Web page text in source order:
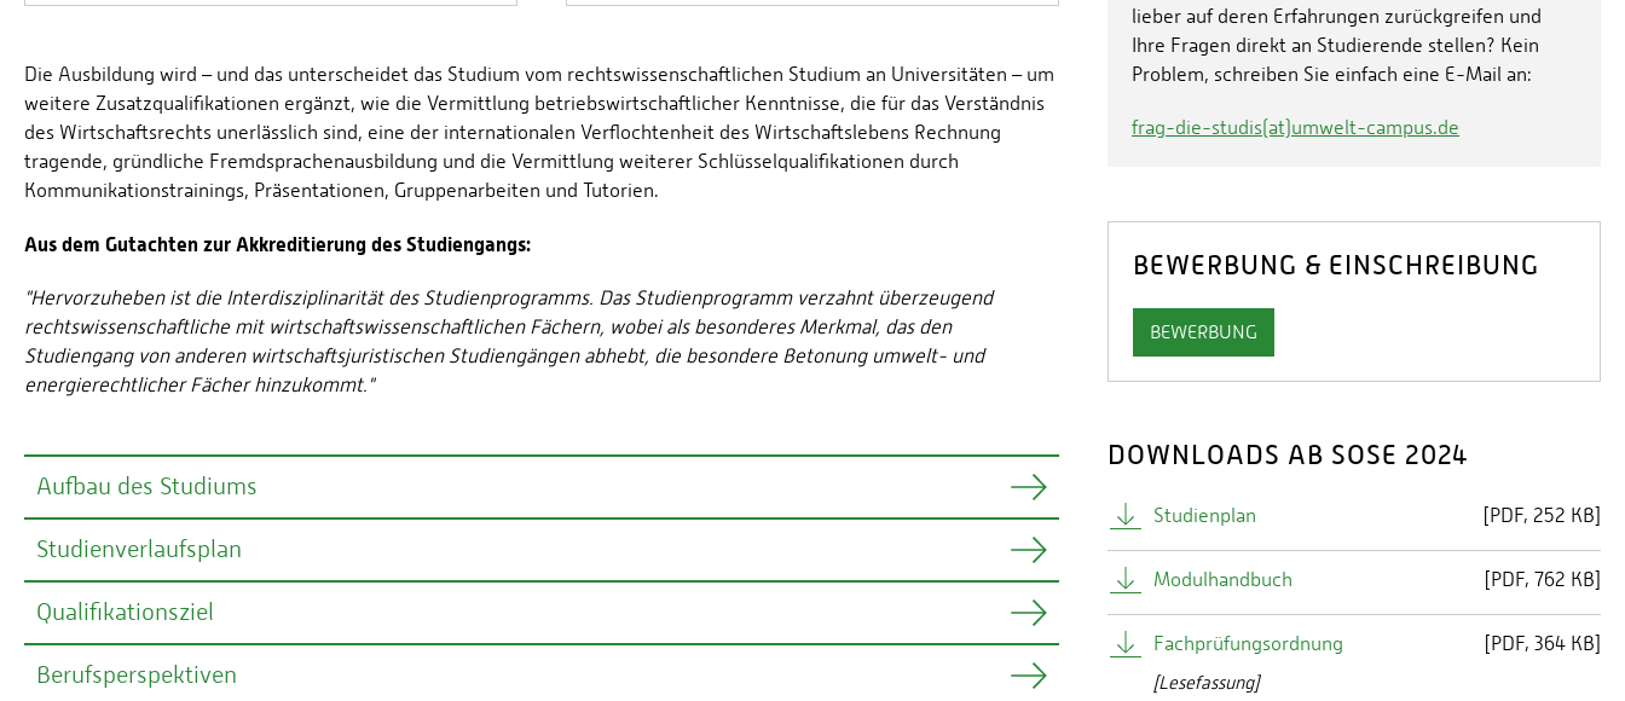
Die Ausbildung wird – und das unterscheidet das Studium vom rechtswissenschaftlichen Studium an Universitäten – um
weitere Zusatzqualifikationen ergänzt, wie die Vermittlung betriebswirtschaftlicher Kenntnisse, die für das Verständnis
des Wirtschaftsrechts unerlässlich sind, eine der internationalen Verflochtenheit des Wirtschaftslebens Rechnung
tragende, gründliche Fremdsprachenausbildung und die Vermittlung weiterer Schlüsselqualifikationen durch
Kommunikationstrainings, Präsentationen, Gruppenarbeiten und Tutorien.
Aus dem Gutachten zur Akkreditierung des Studiengangs:
"Hervorzuheben ist die Interdisziplinarität des Studienprogramms. Das Studienprogramm verzahnt überzeugend
rechtswissenschaftliche mit wirtschaftswissenschaftlichen Fächern, wobei als besonderes Merkmal, das den
Studiengang von anderen wirtschaftsjuristischen Studiengängen abhebt, die besondere Betonung umwelt- und
energierechtlicher Fächer hinzukommt."
Aufbau des Studiums
Das siebensemestrige Studium kann regulär zum Winter- und Sommersemester aufgenommen werden.
In den ersten 4 Semestern werden die Grundlagen des privaten Wirtschaftsrechts und des öffentlichen Rechts sowie
Fremdsprachenkenntnissen und Schlüsselqualifikationen, wie z. B. Präsentation und Rhetorik.
Studienverlaufsplan
Qualifikationsziel
Die Studierenden erwerben grundlegende Kenntnisse im Wirtschafts- und Umweltrecht sowie der
Berufsperspektiven
lieber auf deren Erfahrungen zurückgreifen und
Ihre Fragen direkt an Studierende stellen? Kein
Problem, schreiben Sie einfach eine E-Mail an:
frag-die-studis(at)umwelt-campus.de
BEWERBUNG & EINSCHREIBUNG
BEWERBUNG
DOWNLOADS AB SOSE 2024
Studienplan [PDF 252 KB]
Modulhandbuch [PDF 762 KB]
Fachprüfungsordnung [PDF 364 KB]
[Lesefassung]